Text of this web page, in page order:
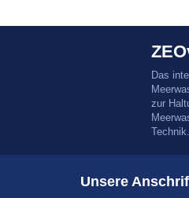
Das
zur
Technik.
Unsere